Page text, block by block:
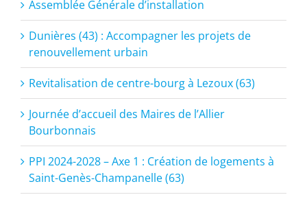
Assemblée Générale d’installation
Dunières (43) : Accompagner les projets de
renouvellement urbain
Revitalisation de centre-bourg à Lezoux (63)
Journée d’accueil des Maires de l’Allier
Bourbonnais
PPI 2024-2028 – Axe 1 : Création de logements à
Saint-Genès-Champanelle (63)